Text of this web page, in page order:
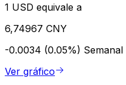
1 USD equivale a
6,74967 CNY
-0.0034 (0.05%) Semanal
Ver gráfico